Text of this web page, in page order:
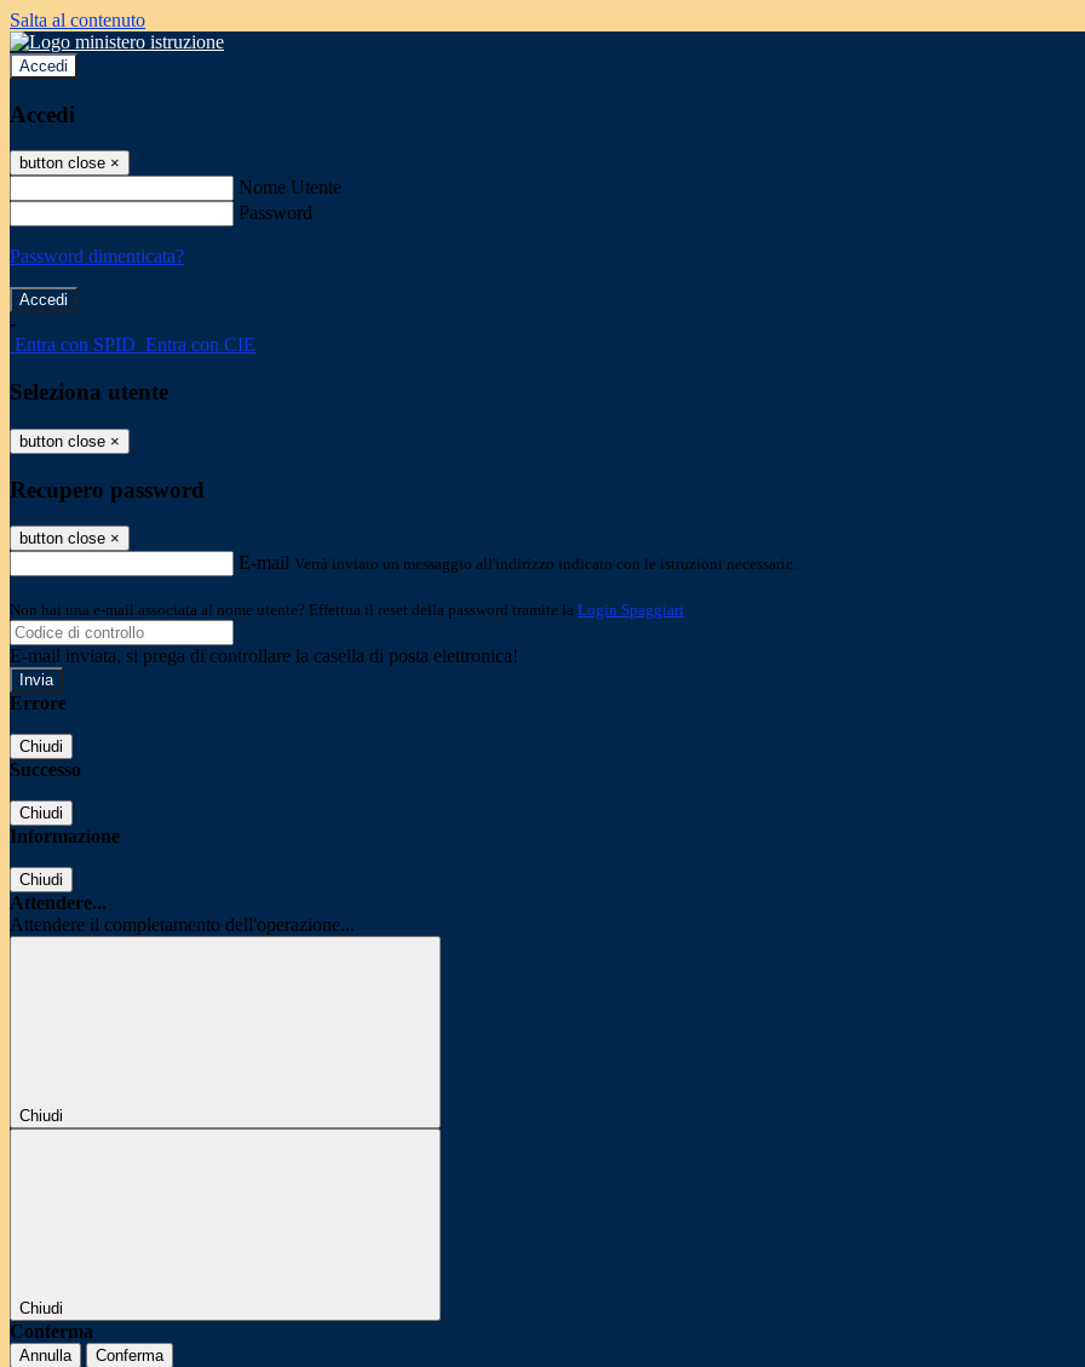
Salta al contenuto
Accedi
Accedi
button close ×
Nome Utente
Password
Password dimenticata?
-
Entra con SPID Entra con CIE
Seleziona utente
button close ×
Recupero password
button close ×
E-mail Verrà inviato un messaggio all'indirizzo indicato con le istruzioni necessarie.
Non hai una e-mail associata al nome utente? Effettua il reset della password tramite la Login Spaggiari
E-mail inviata, si prega di controllare la casella di posta elettronica!
Errore
Chiudi
Successo
Chiudi
Informazione
Chiudi
Attendere...
Attendere il completamento dell'operazione...
Chiudi
Chiudi
Conferma
Annulla Conferma